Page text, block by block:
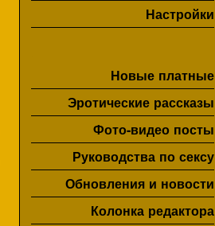
Настройки
Новые платные
Эротические рассказы
Фото-видео посты
Руководства по сексу
Обновления и новости
Колонка редактора